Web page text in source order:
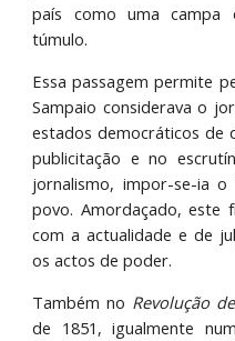
país como uma
túmulo.
Essa passagem permite
Sampaio considerava o
estados democráticos de
publicitação e no
jornalismo, impor-se-ia o
povo. Amordaçado, este
com a actualidade e de
os actos de poder.
Também no Revolução
de 1851, igualmente